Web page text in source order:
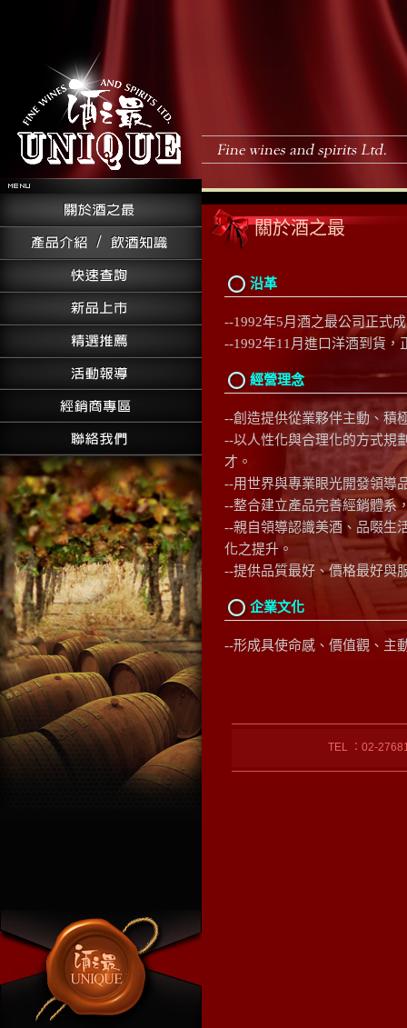
關於酒之最
沿革
--1992年5月酒之最公司正式
--1992年11月進口洋酒到貨，
經營理念
--創造提供從業夥伴主動、積
--以人性化與合理化的方式規
才。
--用世界與專業眼光開發領導
--整合建立產品完善經銷體系
--親自領導認識美酒、品啜生
化之提升。
--提供品質最好、價格最好與
企業文化
--形成具使命感、價值觀、主
TEL ：02-